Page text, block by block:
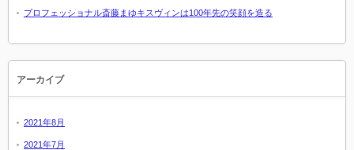
プロフェッショナル斎藤まゆキスヴィンは100年先の笑顔を造る
アーカイブ
2021年8月
2021年7月